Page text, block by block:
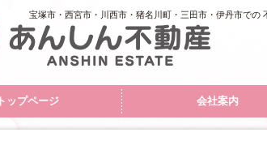
宝塚市・西宮市・川西市・猪名川町・三田市・伊丹市で
トップページ 会社案内